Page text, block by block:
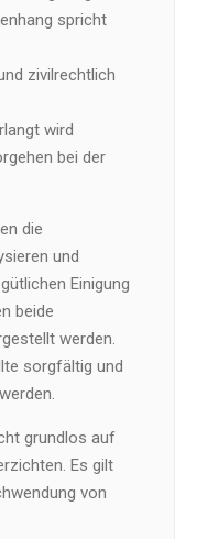
spricht
zivilrechtlich
wird
bei der
die
und
Einigung
beide
werden.
sorgfältig und
grundlos auf
Es gilt
von